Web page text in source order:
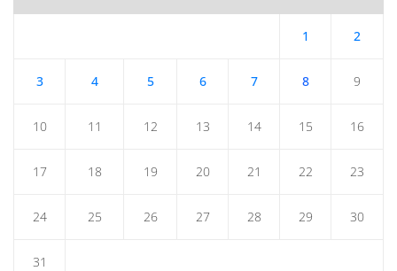
1 2
3 4 5 6 7 8 9
10 11 12 13 14 15 16
17 18 19 20 21 22 23
24 25 26 27 28 29 30
31